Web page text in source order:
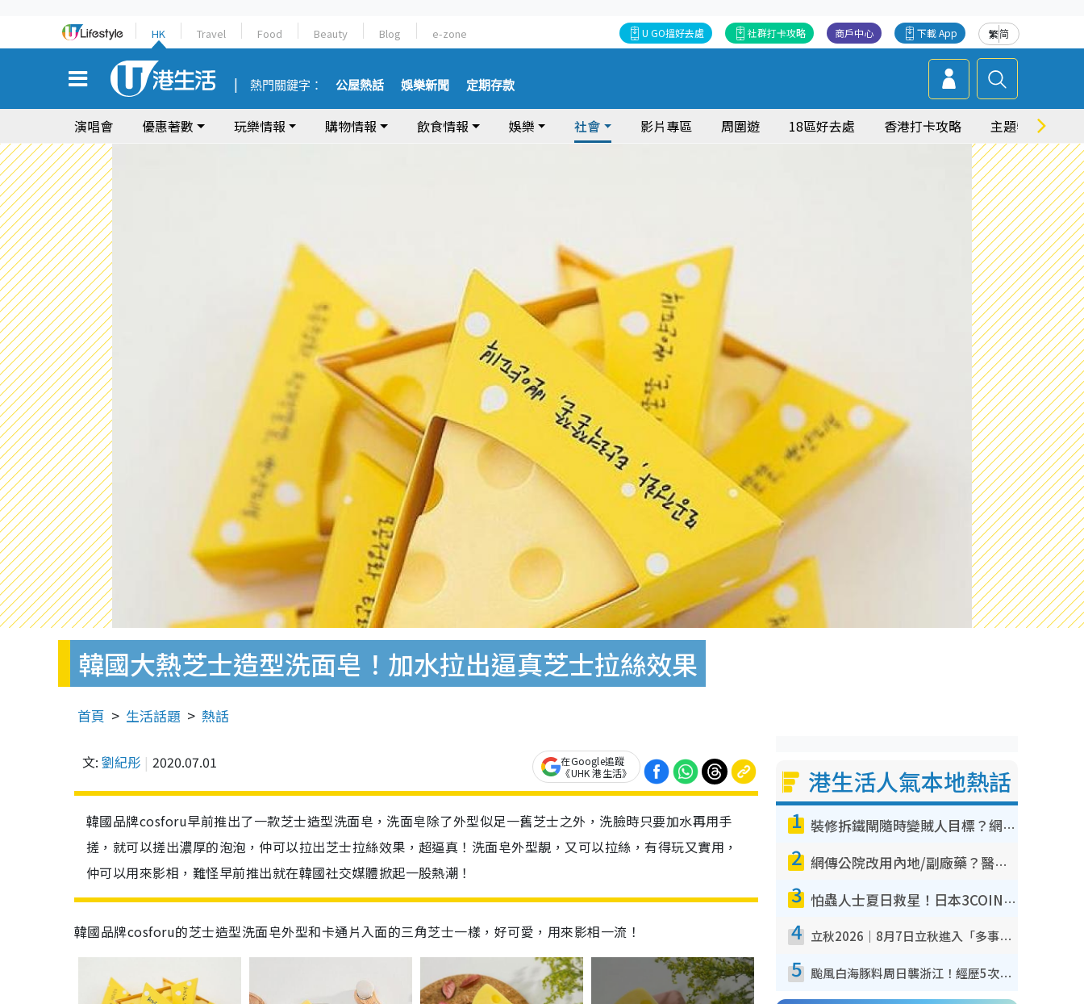
HK Travel Food Beauty Blog e-zone 繁简
下載 App
商戶中心
社群打卡攻略
U GO搵好去處
熱門關鍵字： 公屋熱話 娛樂新聞 定期存款
演唱會 優惠著數 玩樂情報 購物情報 飲食情報 娛樂 社會 影片專區 周圍遊 18區好去處 香港打卡攻略 主題特集
韓國大熱芝士造型洗面皂！加水拉出逼真芝士拉絲效果
首頁 生活話題 熱話
文: 劉紀彤 2020.07.01
在Google追蹤
《UHK 港生活》
韓國品牌cosforu早前推出了一款芝士造型洗面皂，洗面皂除了外型似足一舊芝士之外，洗臉時只要加水再用手
搓，就可以搓出濃厚的泡泡，仲可以拉出芝士拉絲效果，超逼真！洗面皂外型靚，又可以拉絲，有得玩又實用，
仲可以用來影相，難怪早前推出就在韓國社交媒體掀起一股熱潮！
韓國品牌cosforu的芝士造型洗面皂外型和卡通片入面的三角芝士一樣，好可愛，用來影相一流！
港生活人氣本地熱話
1 裝修拆鐵閘隨時變賊人目標？網民揭2大關鍵用途：裝新式等於白裝？附新舊鐵閘分別
2 網傳公院改用內地/副廠藥？醫生拆解正副廠分別 揭4類人換藥隨時出事
3 怕蟲人士夏日救星！日本3COINS爆紅驅蟲神器$45起 1招「全程免觸碰」輕鬆搞定小強
4 立秋2026｜8月7日立秋進入「多事之秋」 3件事唔做得！專家教6招開運 清枱頭／銀包納氣接好運
5 颱風白海豚料周日襲浙江！經歷5次「眼牆置換」極罕見 成登陸內地最長途颱風